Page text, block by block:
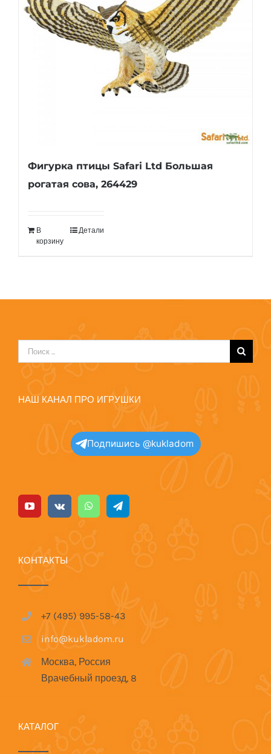
Фигурка птицы Safari Ltd Большая
рогатая сова, 264429
В
корзину
Детали
Результат
поиска:
НАШ КАНАЛ ПРО ИГРУШКИ
Подпишись @kukladom
КОНТАКТЫ
+7 (495) 995-58-43
info@kukladom.ru
Москва, Россия
Врачебный проезд, 8
КАТАЛОГ